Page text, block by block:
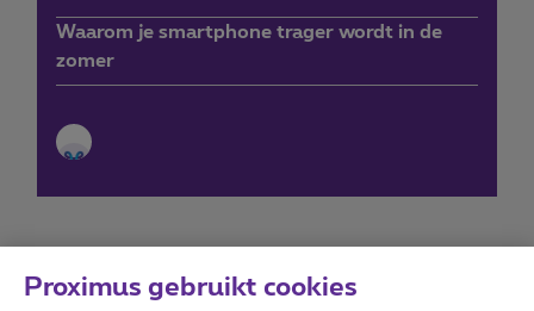
Waarom je smartphone trager wordt in de
zomer
Proximus gebruikt cookies